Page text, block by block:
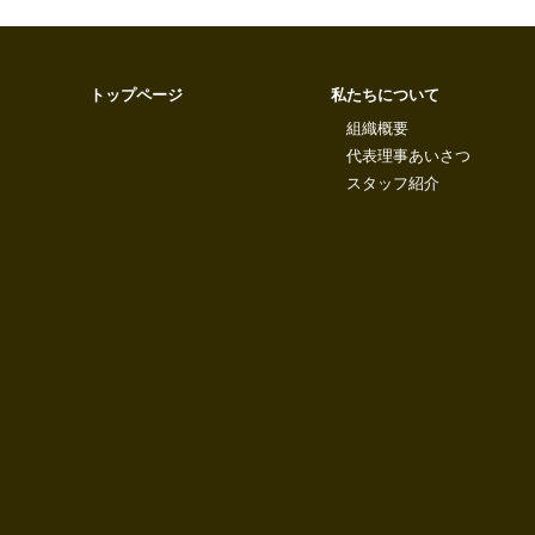
トップページ
私たちについて
組織概要
代表理事あいさつ
スタッフ紹介